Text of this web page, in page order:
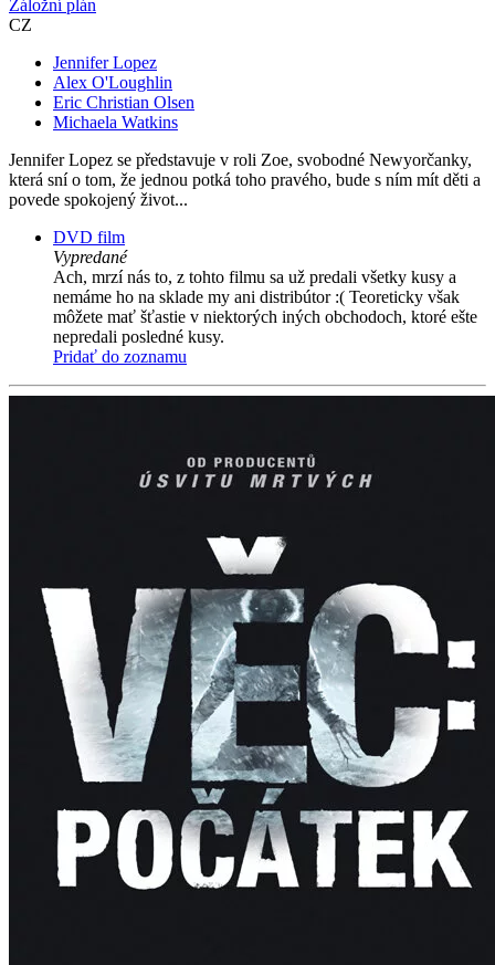
Záložní plán
CZ
Jennifer Lopez
Alex O'Loughlin
Eric Christian Olsen
Michaela Watkins
Jennifer Lopez se představuje v roli Zoe, svobodné Newyorčanky,
která sní o tom, že jednou potká toho pravého, bude s ním mít děti a
povede spokojený život...
DVD film
Vypredané
Ach, mrzí nás to, z tohto filmu sa už predali všetky kusy a
nemáme ho na sklade my ani distribútor :( Teoreticky však
môžete mať šťastie v niektorých iných obchodoch, ktoré ešte
nepredali posledné kusy.
Pridať do zoznamu